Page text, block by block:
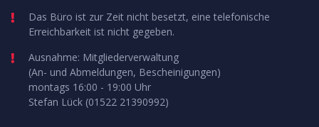
Das Büro ist zur Zeit nicht besetzt, eine telefonische
Erreichbarkeit ist nicht gegeben.
Ausnahme: Mitgliederverwaltung
(An- und Abmeldungen, Bescheinigungen)
montags 16:00 - 19:00 Uhr
Stefan Lück (01522 21390992)